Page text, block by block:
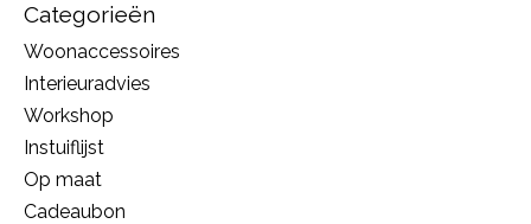
Categorieën
Woonaccessoires
Interieuradvies
Workshop
Instuiflijst
Op maat
Cadeaubon